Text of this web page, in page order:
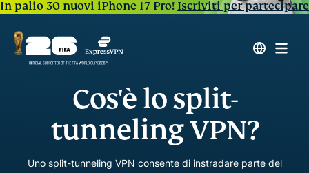
In palio 30 nuovi iPhone 17 Pro! Iscriviti per partecipare
Cos'è lo split-
tunneling VPN?
Uno split-tunneling VPN consente di instradare parte del